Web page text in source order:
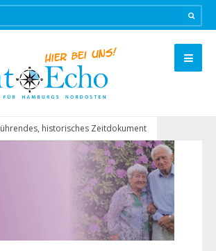
historisches Zeitdokument